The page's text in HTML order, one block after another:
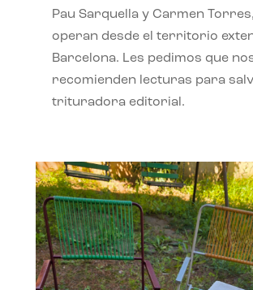
Pau Sarquella y Carmen
operan desde el territorio
Barcelona. Les pedimos que
recomienden lecturas para
trituradora editorial.